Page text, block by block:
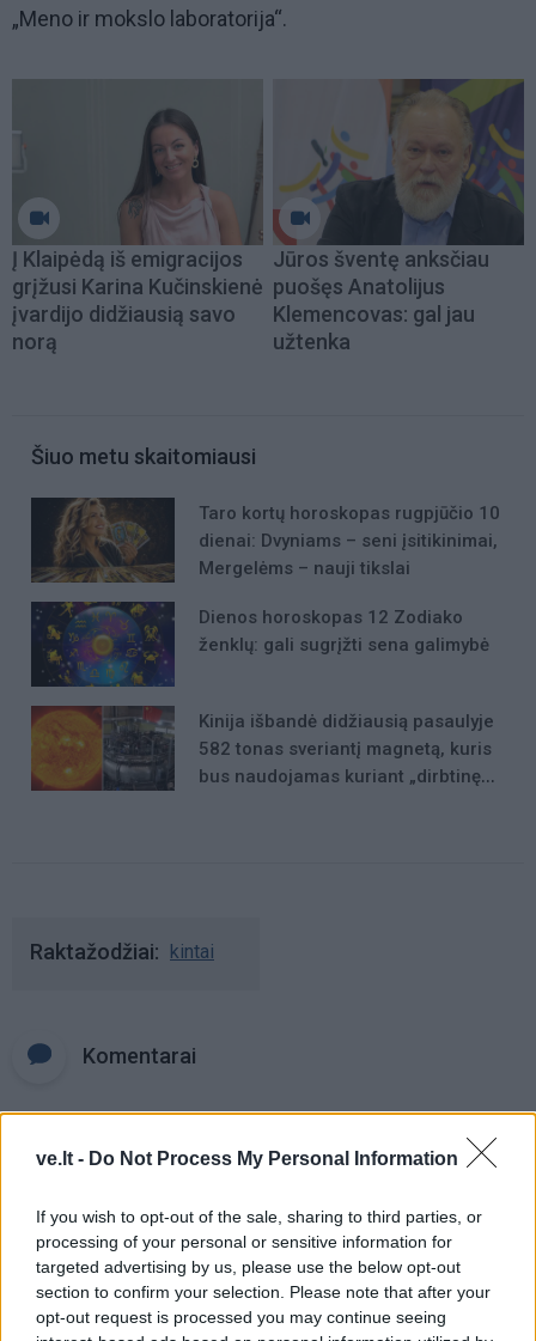
ve.lt - Do Not Process My Personal Information
If you wish to opt-out of the sale, sharing to third parties, or
processing of your personal or sensitive information for
targeted advertising by us, please use the below opt-out
section to confirm your selection. Please note that after your
opt-out request is processed you may continue seeing
„Meno ir mokslo laboratorija“.
Į Klaipėdą iš emigracijos
grįžusi Karina Kučinskienė
įvardijo didžiausią savo
norą
Jūros šventę anksčiau
puošęs Anatolijus
Klemencovas: gal jau
užtenka
Šiuo metu skaitomiausi
Taro kortų horoskopas rugpjūčio 10
dienai: Dvyniams – seni įsitikinimai,
Mergelėms – nauji tikslai
Dienos horoskopas 12 Zodiako
ženklų: gali sugrįžti sena galimybė
Kinija išbandė didžiausią pasaulyje
582 tonas sveriantį magnetą, kuris
bus naudojamas kuriant „dirbtinę
Raktažodžiai kintai
Komentarai
Rašyti komentarą
Komentaras